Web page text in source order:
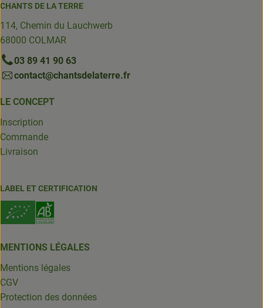
CHANTS DE LA TERRE
114, Chemin du Lauchwerb
68000 COLMAR
03 89 41 90 63
contact@chantsdelaterre.fr
LE CONCEPT
Inscription
Commande
Livraison
LABEL ET CERTIFICATION
MENTIONS LÉGALES
Mentions légales
CGV
Protection des données